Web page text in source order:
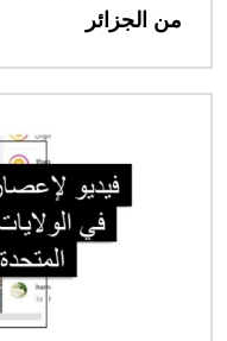
من الجزائر